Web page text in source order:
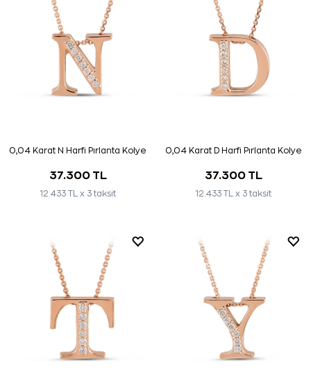
0,04 Karat N Harfi Pırlanta Kolye
37.300 TL
12.433 TL x 3 taksit
0,04 Karat D Harfi Pırlanta Kolye
37.300 TL
12.433 TL x 3 taksit